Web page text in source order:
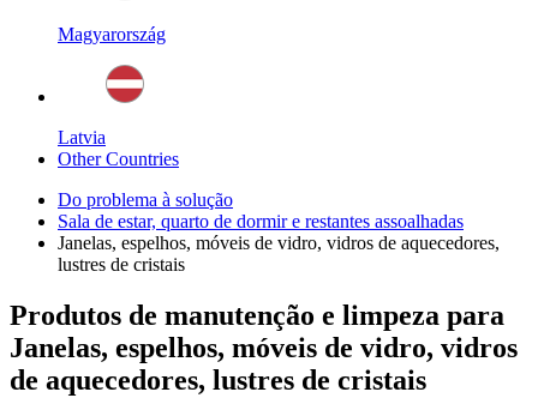
Magyarország
Latvia
Other Countries
Do problema à solução
Sala de estar, quarto de dormir e restantes assoalhadas
Janelas, espelhos, móveis de vidro, vidros de aquecedores,
lustres de cristais
Produtos de manutenção e limpeza para
Janelas, espelhos, móveis de vidro, vidros
de aquecedores, lustres de cristais